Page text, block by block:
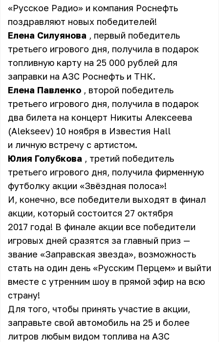
«Русское Радио» и компания Роснефть
поздравляют новых победителей!
Елена Силуянова , первый победитель
третьего игрового дня, получила в подарок
топливную карту на 25 000 рублей для
заправки на АЗС Роснефть и ТНК.
Елена Павленко , второй победитель
третьего игрового дня, получила в подарок
два билета на концерт Никиты Алексеева
(Alekseev) 10 ноября в Известия Hall
и личную встречу с артистом.
Юлия Голубкова , третий победитель
третьего игрового дня, получила фирменную
футболку акции «Звёздная полоса»!
И, конечно, все победители выходят в финал
акции, который состоится 27 октября
2017 года! В финале акции все победители
игровых дней сразятся за главный приз —
звание «Заправская звезда», возможность
стать на один день «Русским Перцем» и выйти
вместе с утренним шоу в прямой эфир на всю
страну!
Для того, чтобы принять участие в акции,
заправьте свой автомобиль на 25 и более
литров любым видом топлива на АЗС